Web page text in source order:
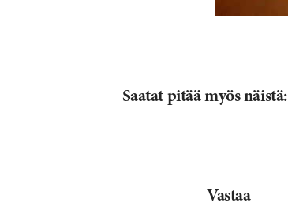
Saatat pitää myös näistä:
Vastaa